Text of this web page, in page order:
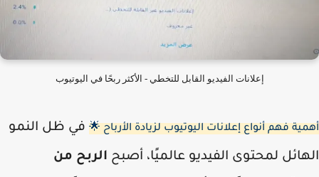
إعلانات الفيديو القابل للتخطي - الأكثر ربحًا في اليوتيوب
فهم أنواع إعلانات اليوتيوب لزيادة الأرباح 🌟 في ظل النمو
لمحتوى الفيديو عالميًا، أصبحالربح من